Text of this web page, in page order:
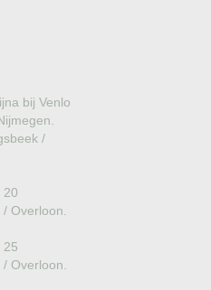
bij Venlo
/
20
Overloon.
25
Overloon.